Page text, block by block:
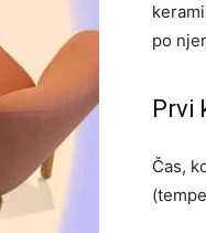
po
Prvi
Čas,